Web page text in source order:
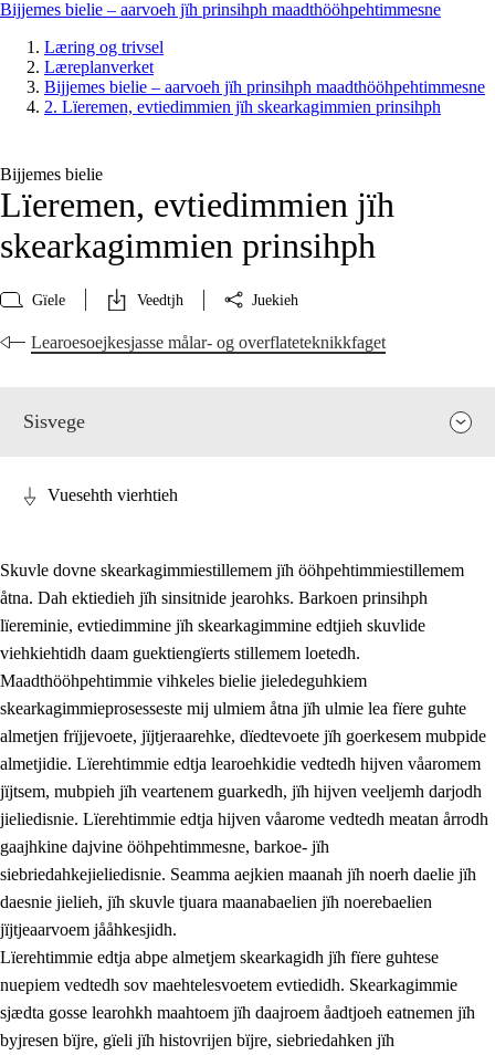
Bijjemes bielie – aarvoeh jïh prinsihph maadthööhpehtimmesne
Læring og trivsel
Læreplanverket
Bijjemes bielie – aarvoeh jïh prinsihph maadthööhpehtimmesne
2. Lïeremen, evtiedimmien jïh skearkagimmien prinsihph
Bijjemes bielie
Lïeremen, evtiedimmien jïh
skearkagimmien prinsihph
Gïele Veedtjh Juekieh
Learoesoejkesjasse målar- og overflateteknikkfaget
Sisvege
2. Lïeremen, evtiedimmien jïh skearkagimmien prinsihph
2.1 Sosijaale lïereme jïh evtiedimmie
2.2 Maahtoe faagine
2.3 Vihkeles tjiehpiesvoeth
2.4 Lïeredh lïeredh
Vuesehth vierhtieh
Skuvle dovne skearkagimmiestillemem jïh ööhpehtimmiestillemem
åtna. Dah ektiedieh jïh sinsitnide jearohks. Barkoen prinsihph
lïereminie, evtiedimmine jïh skearkagimmine edtjieh skuvlide
viehkiehtidh daam guektiengïerts stillemem loetedh.
Maadthööhpehtimmie vihkeles bielie jieledeguhkiem
skearkagimmieprosesseste mij ulmiem åtna jïh ulmie lea fïere guhte
almetjen frïjjevoete, jïjtjeraarehke, dïedtevoete jïh goerkesem mubpide
almetjidie. Lïerehtimmie edtja learoehkidie vedtedh hijven våaromem
jïjtsem, mubpieh jïh veartenem guarkedh, jïh hijven veeljemh darjodh
jieliedisnie. Lïerehtimmie edtja hijven våarome vedtedh meatan årrodh
gaajhkine dajvine ööhpehtimmesne, barkoe- jïh
siebriedahkejieliedisnie. Seamma aejkien maanah jïh noerh daelie jïh
daesnie jielieh, jïh skuvle tjuara maanabaelien jïh noerebaelien
jïjtjeaarvoem jååhkesjidh.
Lïerehtimmie edtja abpe almetjem skearkagidh jïh fïere guhtese
nuepiem vedtedh sov maehtelesvoetem evtiedidh. Skearkagimmie
sjædta gosse learohkh maahtoem jïh daajroem åadtjoeh eatnemen jïh
byjresen bïjre, gïeli jïh histovrijen bïjre, siebriedahken jïh